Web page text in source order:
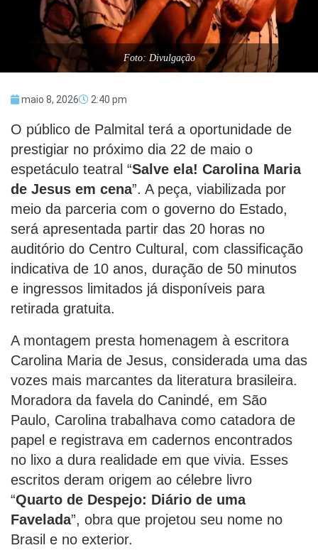
Foto: Divulgação
maio 8, 2026 2:40 pm
O público de Palmital terá a oportunidade de
prestigiar no próximo dia 22 de maio o
espetáculo teatral “Salve ela! Carolina Maria
de Jesus em cena”. A peça, viabilizada por
meio da parceria com o governo do Estado,
será apresentada partir das 20 horas no
auditório do Centro Cultural, com classificação
indicativa de 10 anos, duração de 50 minutos
e ingressos limitados já disponíveis para
retirada gratuita.
A montagem presta homenagem à escritora
Carolina Maria de Jesus, considerada uma das
vozes mais marcantes da literatura brasileira.
Moradora da favela do Canindé, em São
Paulo, Carolina trabalhava como catadora de
papel e registrava em cadernos encontrados
no lixo a dura realidade em que vivia. Esses
escritos deram origem ao célebre livro
“Quarto de Despejo: Diário de uma
Favelada”, obra que projetou seu nome no
Brasil e no exterior.